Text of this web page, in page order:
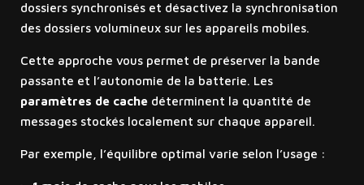
dossiers synchronisés et désactivez la synchronisation
des dossiers volumineux sur les appareils mobiles.
Cette approche vous permet de préserver la bande
passante et l’autonomie de la batterie. Les
paramètres de cachedéterminent la quantité de
messages stockés localement sur chaque appareil.
Par exemple, l’équilibre optimal varie selon l’usage :